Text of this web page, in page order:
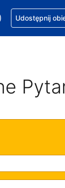
waluta
Wybrany
Uzyskaj pomoc
Udostępnij